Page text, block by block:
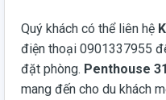
Quý khách có thể liên hệ
điện thoại 0901337955
đặt phòng. Penthouse
mang đến cho du khách